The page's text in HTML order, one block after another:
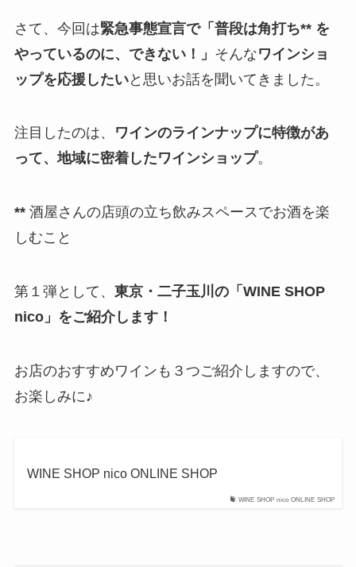
さて、今回は緊急事態宣言で「普段は角打ち** を
やっているのに、できない！」 そんなワインショ
ップを応援したいと思いお話を聞いてきました。
注目したのは、
ワインのラインナップに特徴があ
って、地域に密着したワインショップ。
** 酒屋さんの店頭の立ち飲みスペースでお酒を楽
しむこと
第１弾として、 東京・二子玉川の「WINE SHOP
nico」をご紹介します！
お店のおすすめワインも３つご紹介しますので、
お楽しみに♪
WINE SHOP nico ONLINE SHOP
WINE SHOP nico ONLINE SHOP